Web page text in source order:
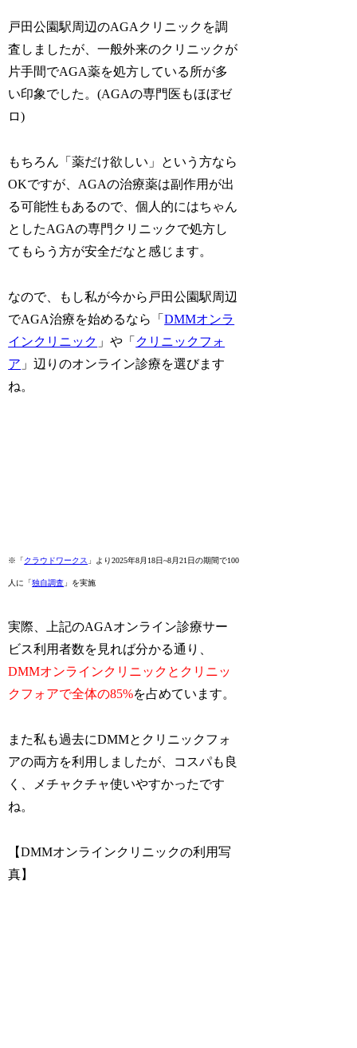
戸田公園駅周辺のAGAクリニックを調
査しましたが、一般外来のクリニックが
片手間でAGA薬を処方している所が多
い印象でした。(AGAの専門医もほぼゼ
ロ)
もちろん「薬だけ欲しい」という方なら
OKですが、AGAの治療薬は副作用が出
る可能性もあるので、個人的にはちゃん
としたAGAの専門クリニックで処方し
てもらう方が安全だなと感じます。
なので、もし私が今から戸田公園駅周辺
でAGA治療を始めるなら「DMMオンラ
インクリニック 」や「 クリニックフォ
ア 」辺りのオンライン診療を選びます
ね。
※「クラウドワークス 」より2025年8月18日~8月21日の期間で100
人に「独自調査 」を実施
実際、上記のAGAオンライン診療サー
ビス利用者数を見れば分かる通り、
DMMオンラインクリニックとクリニッ
クフォアで全体の85%を占めています。
また私も過去にDMMとクリニックフォ
アの両方を利用しましたが、コスパも良
く、メチャクチャ使いやすかったです
ね。
【DMMオンラインクリニックの利用写
真】